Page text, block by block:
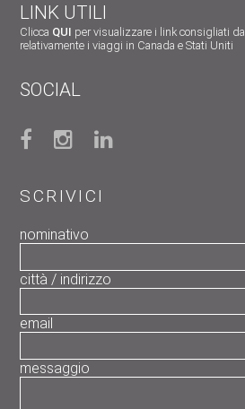
LINK UTILI
Clicca QUI per visualizzare i link consigliati da
relativamente i viaggi in Canada e Stati Uniti
SOCIAL
SCRIVICI
nominativo
città / indirizzo
email
messaggio